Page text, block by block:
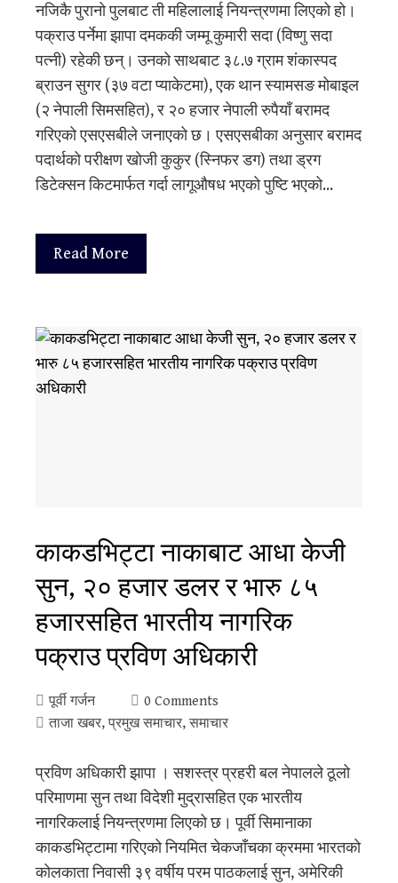
नजिकै पुरानो पुलबाट ती महिलालाई नियन्त्रणमा लिएको हो।
पक्राउ पर्नेमा झापा दमककी जम्मू कुमारी सदा (विष्णु सदा
पत्नी) रहेकी छन्। उनको साथबाट ३८.७ ग्राम शंकास्पद
ब्राउन सुगर (३७ वटा प्याकेटमा), एक थान स्यामसङ मोबाइल
(२ नेपाली सिमसहित), र २० हजार नेपाली रुपैयाँ बरामद
गरिएको एसएसबीले जनाएको छ। एसएसबीका अनुसार बरामद
पदार्थको परीक्षण खोजी कुकुर (स्निफर डग) तथा ड्रग
डिटेक्सन किटमार्फत गर्दा लागूऔषध भएको पुष्टि भएको…
Read More
काकडभिट्टा नाकाबाट आधा केजी
सुन, २० हजार डलर र भारु ८५
हजारसहित भारतीय नागरिक
पक्राउ प्रविण अधिकारी
पूर्वी गर्जन
0 Comments
ताजा खबर, प्रमुख समाचार, समाचार
प्रविण अधिकारी झापा । सशस्त्र प्रहरी बल नेपालले ठूलो
परिमाणमा सुन तथा विदेशी मुद्रासहित एक भारतीय
नागरिकलाई नियन्त्रणमा लिएको छ। पूर्वी सिमानाका
काकडभिट्टामा गरिएको नियमित चेकजाँचका क्रममा भारतको
कोलकाता निवासी ३९ वर्षीय परम पाठकलाई सुन, अमेरिकी